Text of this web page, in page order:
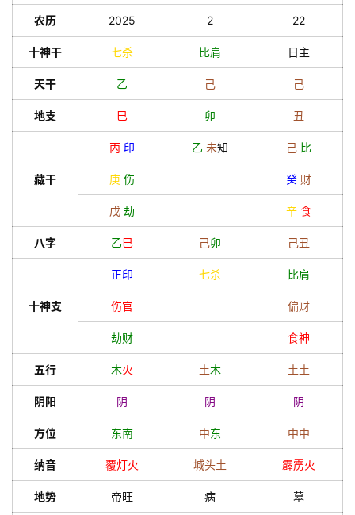
农历 2025 2 22
十神干 七杀 比肩 日主
天干 乙 己 己
地支 巳 卯 丑
藏干
丙 印 乙 未知 己 比
庚 伤 癸 财
戊 劫 辛 食
八字 乙巳 己卯 己丑
十神支
正印 七杀 比肩
伤官 偏财
劫财 食神
五行 木火 土木 土土
阴阳 阴 阴 阴
方位 东南 中东 中中
纳音 覆灯火 城头土 霹雳火
地势 帝旺 病 墓